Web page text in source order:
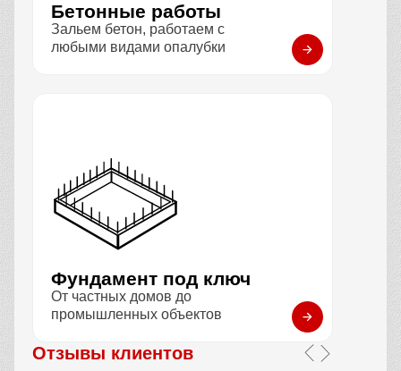
Бетонные работы
Зальем бетон, работаем с
любыми видами опалубки
Фундамент под ключ
От частных домов до
промышленных объектов
Отзывы клиентов